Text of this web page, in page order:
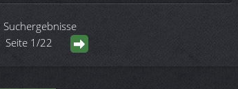
Suchergebnisse
Seite 1/22